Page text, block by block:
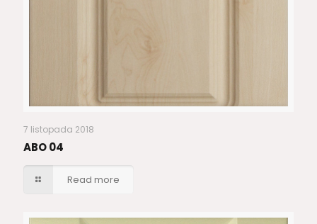
7 listopada 2018
ABO 04
Read more